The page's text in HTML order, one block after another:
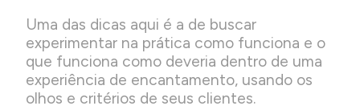
Uma das dicas aqui é a de buscar
experimentar na prática como funciona e o
que funciona como deveria dentro de uma
experiência de encantamento, usando os
olhos e critérios de seus clientes.